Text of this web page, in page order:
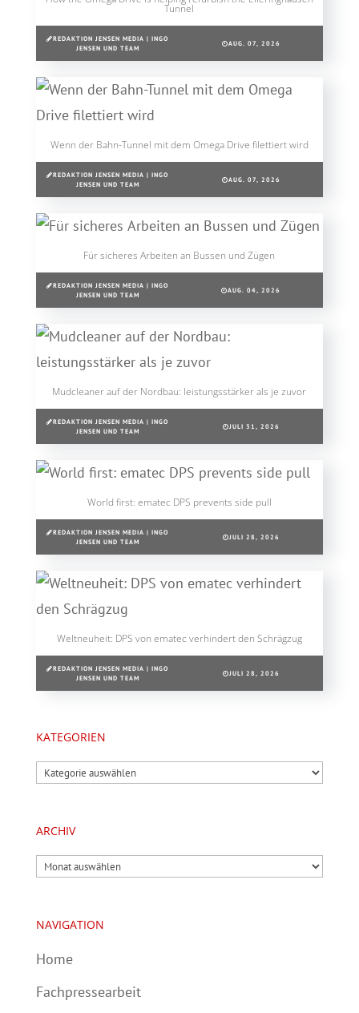
Tunnel
REDAKTION JENSEN MEDIA | INGO
JENSEN UND TEAM
AUG. 07, 2026
Wenn der Bahn-Tunnel mit dem Omega Drive filettiert wird
REDAKTION JENSEN MEDIA | INGO
JENSEN UND TEAM
AUG. 07, 2026
Für sicheres Arbeiten an Bussen und Zügen
REDAKTION JENSEN MEDIA | INGO
JENSEN UND TEAM
AUG. 04, 2026
Mudcleaner auf der Nordbau: leistungsstärker als je zuvor
REDAKTION JENSEN MEDIA | INGO
JENSEN UND TEAM
JULI 31, 2026
World first: ematec DPS prevents side pull
REDAKTION JENSEN MEDIA | INGO
JENSEN UND TEAM
JULI 28, 2026
Weltneuheit: DPS von ematec verhindert den Schrägzug
REDAKTION JENSEN MEDIA | INGO
JENSEN UND TEAM
JULI 28, 2026
KATEGORIEN
Kategorien
ARCHIV
Archiv
NAVIGATION
Home
Fachpressearbeit